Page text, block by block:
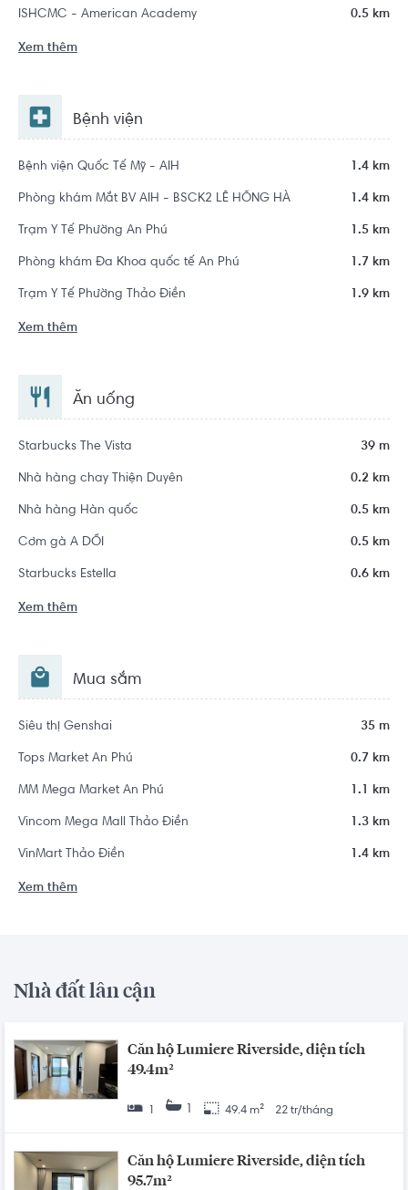
ISHCMC - American Academy 0.5 km
Xem thêm
Bệnh viện
Bệnh viện Quốc Tế Mỹ - AIH 1.4 km
Phòng khám Mắt BV AIH - BSCK2 LÊ HỒNG HÀ 1.4 km
Trạm Y Tế Phường An Phú 1.5 km
Phòng khám Đa Khoa quốc tế An Phú 1.7 km
Trạm Y Tế Phường Thảo Điền 1.9 km
Xem thêm
Ăn uống
Starbucks The Vista 39 m
Nhà hàng chay Thiện Duyên 0.2 km
Nhà hàng Hàn quốc 0.5 km
Cơm gà A DỔI 0.5 km
Starbucks Estella 0.6 km
Xem thêm
Mua sắm
Siêu thị Genshai 35 m
Tops Market An Phú 0.7 km
MM Mega Market An Phú 1.1 km
Vincom Mega Mall Thảo Điền 1.3 km
VinMart Thảo Điền 1.4 km
Xem thêm
Nhà đất lân cận
Căn hộ Lumiere Riverside, diện tích
49.4m²
1 49.4 m² 22 tr/tháng
Căn hộ Lumiere Riverside, diện tích
95.7m²